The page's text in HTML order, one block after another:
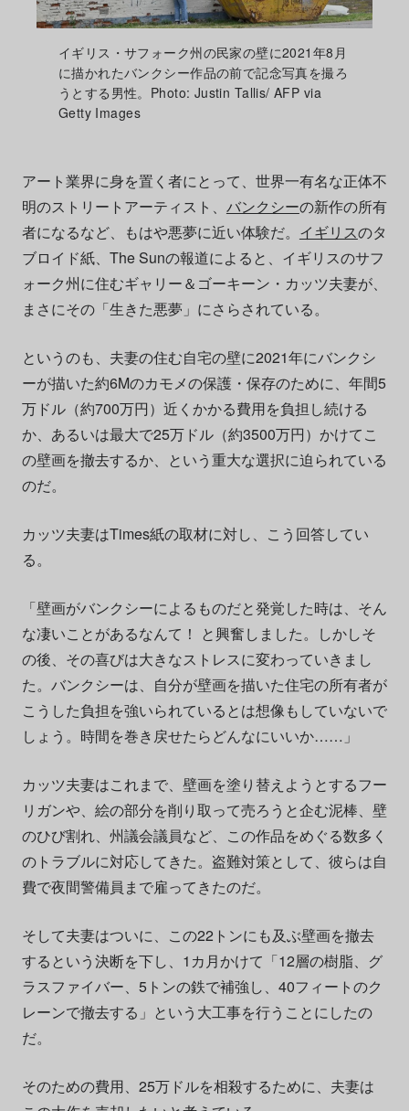
イギリス・サフォーク州の民家の壁に2021年8月
に描かれたバンクシー作品の前で記念写真を撮ろ
うとする男性。Photo: Justin Tallis/ AFP via
Getty Images
アート業界に身を置く者にとって、世界一有名な正体不
明のストリートアーティスト、 バンクシーの新作の所有
者になるなど、もはや悪夢に近い体験だ。 イギリスのタ
ブロイド紙、The Sunの報道によると、イギリスのサフ
ォーク州に住むギャリー＆ゴーキーン・カッツ夫妻が、
まさにその「生きた悪夢」にさらされている。
というのも、夫妻の住む自宅の壁に2021年にバンクシ
ーが描いた約6Mのカモメの保護・保存のために、年間5
万ドル（約700万円）近くかかる費用を負担し続ける
か、あるいは最大で25万ドル（約3500万円）かけてこ
の壁画を撤去するか、という重大な選択に迫られている
のだ。
カッツ夫妻はTimes紙の取材に対し、こう回答してい
る。
「壁画がバンクシーによるものだと発覚した時は、そん
な凄いことがあるなんて！ と興奮しました。しかしそ
の後、その喜びは大きなストレスに変わっていきまし
た。バンクシーは、自分が壁画を描いた住宅の所有者が
こうした負担を強いられているとは想像もしていないで
しょう。時間を巻き戻せたらどんなにいいか……」
カッツ夫妻はこれまで、壁画を塗り替えようとするフー
リガンや、絵の部分を削り取って売ろうと企む泥棒、壁
のひび割れ、州議会議員など、この作品をめぐる数多く
のトラブルに対応してきた。盗難対策として、彼らは自
費で夜間警備員まで雇ってきたのだ。
そして夫妻はついに、この22トンにも及ぶ壁画を撤去
するという決断を下し、1カ月かけて「12層の樹脂、グ
ラスファイバー、5トンの鉄で補強し、40フィートのク
レーンで撤去する」という大工事を行うことにしたの
だ。
そのための費用、25万ドルを相殺するために、夫妻は